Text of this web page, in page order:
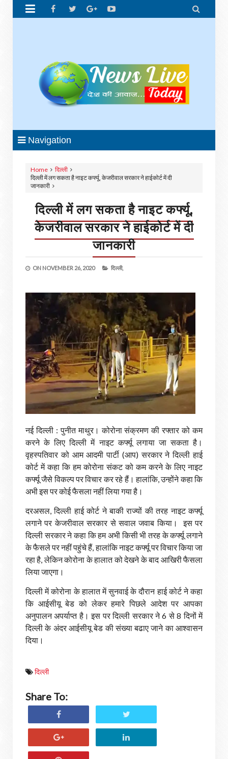
 
Navigation
Home
दिल्ली
दिल्ली में लग सकता है नाइट कर्फ्यू, केजरीवाल सरकार ने हाईकोर्ट में दी
जानकारी
दिल्ली में लग सकता है नाइट कर्फ्यू,
केजरीवाल सरकार ने हाईकोर्ट में दी
जानकारी
ON NOVEMBER 26, 2020 दिल्ली,
नई दिल्ली : पुनीत माथुर। कोरोना संक्रमण की रफ्तार को कम
करने के लिए दिल्ली में नाइट कर्फ्यू लगाया जा सकता है।
वृहस्पतिवार को आम आदमी पार्टी (आप) सरकार ने दिल्ली हाई
कोर्ट में कहा कि हम कोरोना संकट को कम करने के लिए नाइट
कर्फ्यू जैसे विकल्प पर विचार कर रहे हैं। हालांकि, उन्होंने कहा कि
अभी इस पर कोई फैसला नहीं लिया गया है।
दरअसल, दिल्ली हाई कोर्ट ने बाकी राज्यों की तरह नाइट कर्फ्यू
लगाने पर केजरीवाल सरकार से सवाल जवाब किया। इस पर
दिल्ली सरकार ने कहा कि हम अभी किसी भी तरह के कर्फ्यू लगाने
के फैसले पर नहीं पहुंचे हैं, हालांकि नाइट कर्फ्यू पर विचार किया जा
रहा है, लेकिन कोरोना के हालात को देखने के बाद आखिरी फैसला
लिया जाएगा।
दिल्ली में कोरोना के हालात में सुनवाई के दौरान हाई कोर्ट ने कहा
कि आईसीयू बेड को लेकर हमारे पिछले आदेश पर आपका
अनुपालन अपर्याप्त है। इस पर दिल्ली सरकार ने 6 से 8 दिनों में
दिल्ली के अंदर आईसीयू बेड की संख्या बढाए जाने का आश्वासन
दिया।
दिल्ली
Share To: